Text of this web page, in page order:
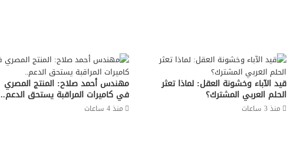
قيد الآباء وخشونة العقل: لماذا تعثر
الحلم العربي المشترك؟
منذ 3 ساعات
مهندس أحمد صلاح: المنتج المصري
في كاميرات المراقبة يستحق الدعم..
منذ 4 ساعات